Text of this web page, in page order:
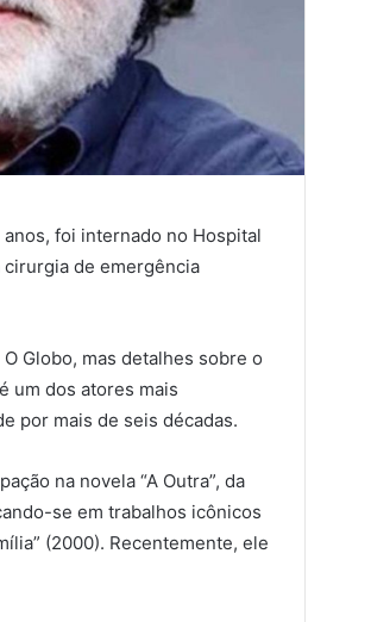
foi internado no Hospital
cirurgia de emergência
Globo, mas detalhes sobre o
um dos atores mais
por mais de seis décadas.
na novela “A Outra”, da
se em trabalhos icônicos
(2000). Recentemente, ele